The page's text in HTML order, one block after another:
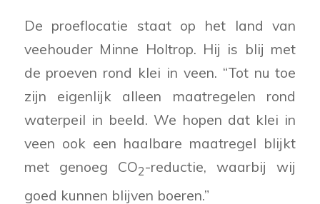
De proeflocatie staat op het land van
veehouder Minne Holtrop. Hij is blij met
de proeven rond klei in veen. “Tot nu toe
zijn eigenlijk alleen maatregelen rond
waterpeil in beeld. We hopen dat klei in
veen ook een haalbare maatregel blijkt
met genoeg CO2-reductie, waarbij wij
goed kunnen blijven boeren.”